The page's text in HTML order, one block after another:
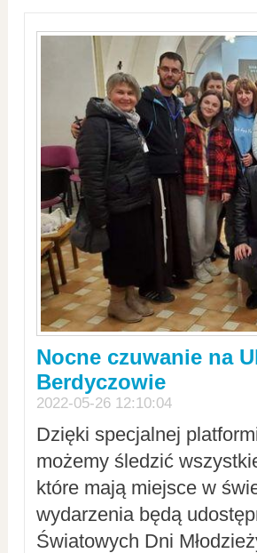
Nocne czuwanie na
Berdyczowie
2022-05-26 12:10:04
Dzięki specjalnej
możemy śledzić
które mają miejsce w
wydarzenia będą
Światowych Dni